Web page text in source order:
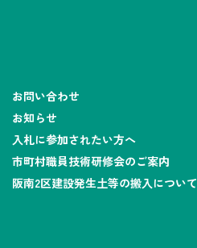
お問い合わせ
お知らせ
入札に参加されたい方へ
市町村職員技術研修会のご案内
阪南2区建設発生土等の搬入について